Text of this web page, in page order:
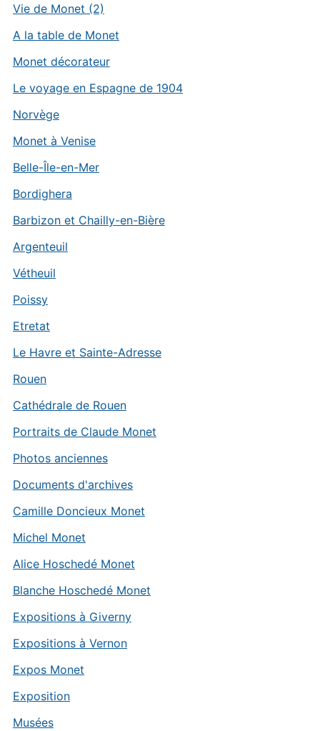
Vie de Monet (2)
A la table de Monet
Monet décorateur
Le voyage en Espagne de 1904
Norvège
Monet à Venise
Belle-Île-en-Mer
Bordighera
Barbizon et Chailly-en-Bière
Argenteuil
Vétheuil
Poissy
Etretat
Le Havre et Sainte-Adresse
Rouen
Cathédrale de Rouen
Portraits de Claude Monet
Photos anciennes
Documents d'archives
Camille Doncieux Monet
Michel Monet
Alice Hoschedé Monet
Blanche Hoschedé Monet
Expositions à Giverny
Expositions à Vernon
Expos Monet
Exposition
Musées